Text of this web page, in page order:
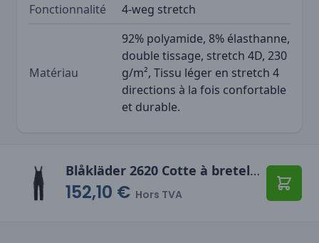
Fonctionnalité
4-weg stretch
Matériau
92% polyamide, 8% élasthanne,
double tissage, stretch 4D, 230
g/m², Tissu léger en stretch 4
directions à la fois confortable
et durable.
Blåkläder 2620 Cotte à bretelles stretch 4D
152,10 € Hors TVA